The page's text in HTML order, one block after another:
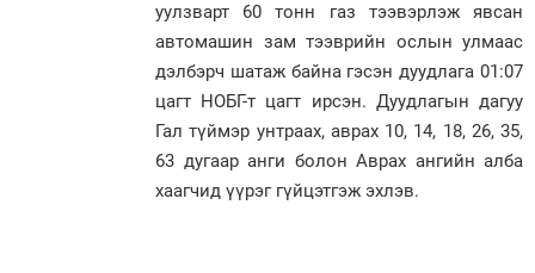
уулзварт 60 тонн газ тээвэрлэж явсан
автомашин зам тээврийн ослын улмаас
дэлбэрч шатаж байна гэсэн дуудлага 01:07
цагт НОБГ-т цагт ирсэн. Дуудлагын дагуу
Гал түймэр унтраах, аврах 10, 14, 18, 26, 35,
63 дугаар анги болон Аврах ангийн алба
хаагчид үүрэг гүйцэтгэж эхлэв.